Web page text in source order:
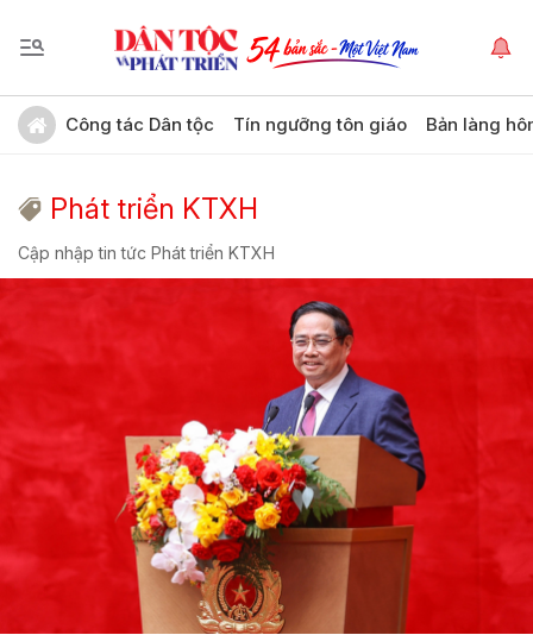
Công tác Dân tộc Tín ngưỡng tôn giáo Bản làng
Phát triển KTXH
Cập nhập tin tức Phát triển KTXH